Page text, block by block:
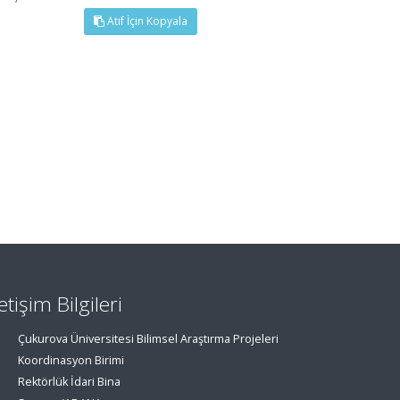
Atıf İçin Kopyala
Bilgileri
Çukurova Üniversitesi Bilimsel Araştırma Projeleri
Koordinasyon Birimi
Rektörlük İdari Bina